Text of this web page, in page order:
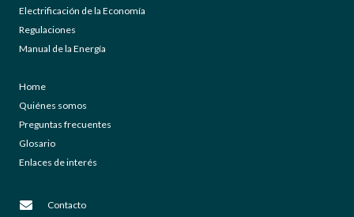
Electrificación de la Economía
Regulaciones
Manual de la Energía
Home
Quiénes somos
Preguntas frecuentes
Glosario
Enlaces de interés
Contacto